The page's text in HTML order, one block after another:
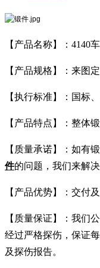
【产品名称】：4140
【产品规格】：来图定
【执行标准】：国标
【产品特点】：整体
【质量承诺】：如有
件的问题，我们来解决
【产品优势】：交付
【质量保证】：我们
经过严格探伤，保证
及探伤报告。